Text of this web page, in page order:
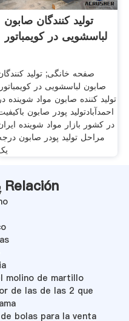
تولید کنندگان صابون
لباسشویی در کویمباتور
صفحه خانگی; تولید
صابون لباسشویی در
تولید کننده صابون مواد شوینده در
احمدآبادتولید پودر صابون
در کشور بازار مواد شوینده
مراحل تولید پودر صابون
پودر خانگی در کویمباتور Relación
molino de martillo
de las de las 2 que
bolas para la venta